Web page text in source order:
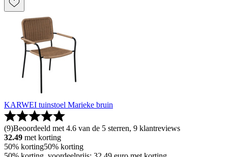
KARWEI tuinstoel Marieke bruin
(9)Beoordeeld met 4.6 van de 5 sterren, 9 klantreviews
32.49 met korting
50% korting50% korting